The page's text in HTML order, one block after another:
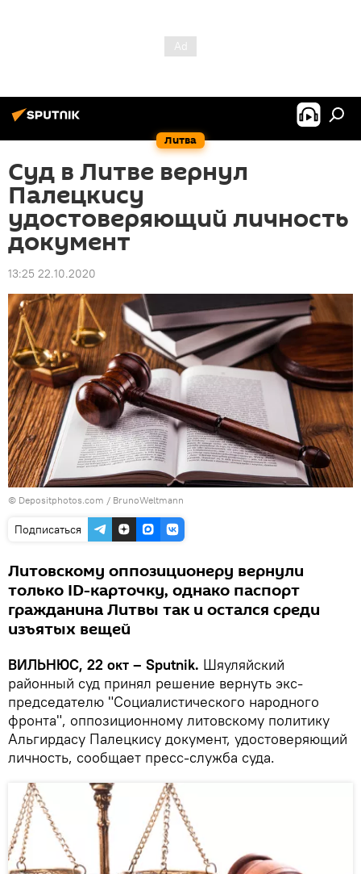
Литва
Суд в Литве вернул
Палецкису
удостоверяющий личность
документ
13:25 22.10.2020
© Depositphotos.com / BrunoWeltmann
Подписаться
Литовскому оппозиционеру вернули
только ID-карточку, однако паспорт
гражданина Литвы так и остался среди
изъятых вещей
ВИЛЬНЮС, 22 окт – Sputnik. Шяуляйский
районный суд принял решение вернуть экс-
председателю "Социалистического народного
фронта", оппозиционному литовскому политику
Альгирдасу Палецкису документ, удостоверяющий
личность, сообщает пресс-служба суда.